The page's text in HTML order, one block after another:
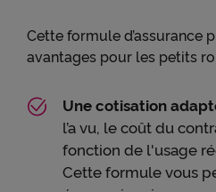
Cette formule d’assurance
avantages pour les petits
Une cotisation
l’a vu, le coût du
fonction de l'usage
Cette formule vous